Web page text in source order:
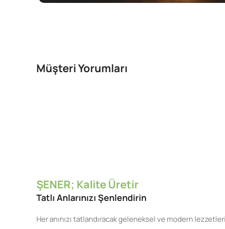
Müşteri Yorumları
ŞENER; Kalite Üretir
Tatlı Anlarınızı Şenlendirin
Her anınızı tatlandıracak geleneksel ve modern